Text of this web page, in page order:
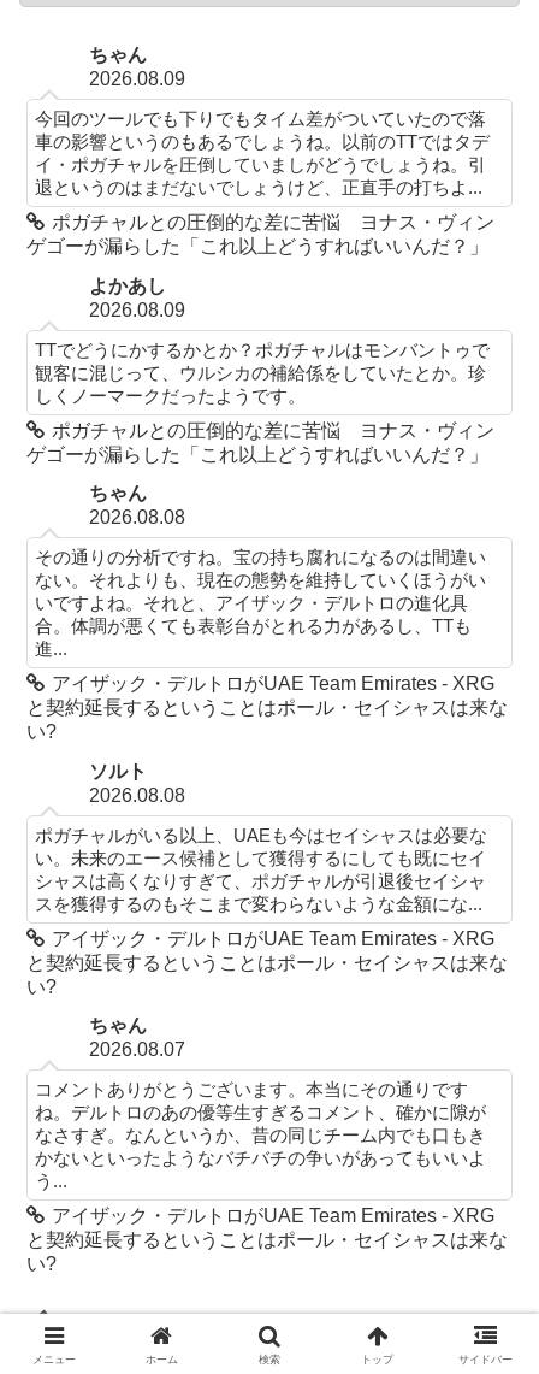
ちゃん
2026.08.09
今回のツールでも下りでもタイム差がついていたので落
車の影響というのもあるでしょうね。以前のTTではタデ
イ・ポガチャルを圧倒していましがどうでしょうね。引
退というのはまだないでしょうけど、正直手の打ちよ...
ポガチャルとの圧倒的な差に苦悩 ヨナス・ヴィン
ゲゴーが漏らした「これ以上どうすればいいんだ？」
よかあし
2026.08.09
TTでどうにかするかとか？ポガチャルはモンバントゥで
観客に混じって、ウルシカの補給係をしていたとか。珍
しくノーマークだったようです。
ポガチャルとの圧倒的な差に苦悩 ヨナス・ヴィン
ゲゴーが漏らした「これ以上どうすればいいんだ？」
ちゃん
2026.08.08
その通りの分析ですね。宝の持ち腐れになるのは間違い
ない。それよりも、現在の態勢を維持していくほうがい
いですよね。それと、アイザック・デルトロの進化具
合。体調が悪くても表彰台がとれる力があるし、TTも
進...
アイザック・デルトロがUAE Team Emirates - XRG
と契約延長するということはポール・セイシャスは来な
い?
ソルト
2026.08.08
ポガチャルがいる以上、UAEも今はセイシャスは必要な
い。未来のエース候補として獲得するにしても既にセイ
シャスは高くなりすぎて、ポガチャルが引退後セイシャ
スを獲得するのもそこまで変わらないような金額にな...
アイザック・デルトロがUAE Team Emirates - XRG
と契約延長するということはポール・セイシャスは来な
い?
ちゃん
2026.08.07
コメントありがとうございます。本当にその通りです
ね。デルトロのあの優等生すぎるコメント、確かに隙が
なさすぎ。なんというか、昔の同じチーム内でも口もき
かないといったようなバチバチの争いがあってもいいよ
う...
アイザック・デルトロがUAE Team Emirates - XRG
と契約延長するということはポール・セイシャスは来な
い?
固定ページ
メニュー ホーム 検索 トップ サイドバー